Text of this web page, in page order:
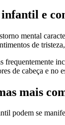
e
mental
de
frequentemente
de cabeça e no
mais
podem se